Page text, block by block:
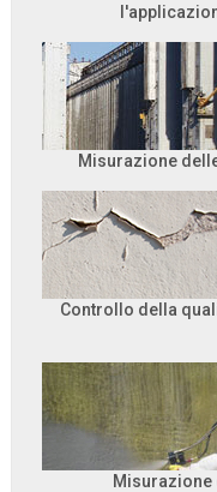
Misurazione
Controllo della
Misurazione